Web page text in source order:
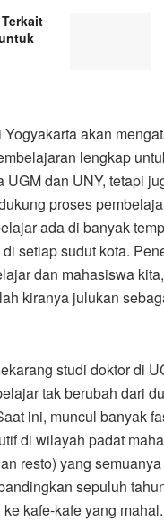
akan
lengkap
dan UNY, tetapi
proses
ada di banyak
setiap sudut kota.
dan mahasiswa
kiranya julukan
studi doktor di
tak berubah dari
ini, muncul banyak
di wilayah padat
resto) yang
sepuluh
kafe-kafe yang